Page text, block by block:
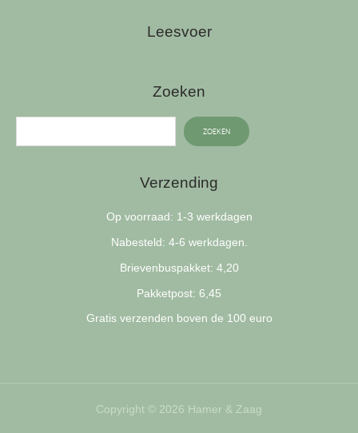
Leesvoer
Zoeken
ZOEKEN
Verzending
Op voorraad: 1-3 werkdagen
Nabesteld: 4-6 werkdagen.
Brievenbuspakket: 4,20
Pakketpost: 6,45
Gratis verzenden boven de 100 euro
Copyright © 2026 Hamer & Zaag